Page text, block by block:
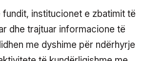
fundit, institucionet e zbatimit të
dhe trajtuar informacione të
me dyshime për ndërhyrje